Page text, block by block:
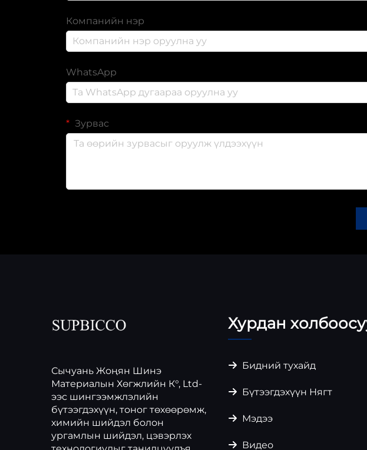
Компанийн нэр
WhatsApp
Зурвас
Сычуань Жоңян Шинэ
Материалын Хөгжлийн К°, Ltd-
ээс шингээмжлэлийн
бүтээгдэхүүн, тоног төхөөрөмж,
химийн шийдэл болон
ургамлын шийдэл, цэвэрлэх
Хурдан
Бидний тухайд
Бүтээгдэхүүн Нягт
Мэдээ
Видео